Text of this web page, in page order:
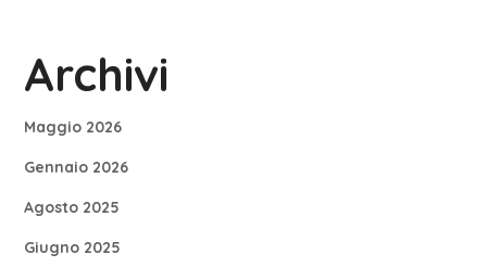
Archivi
Maggio 2026
Gennaio 2026
Agosto 2025
Giugno 2025